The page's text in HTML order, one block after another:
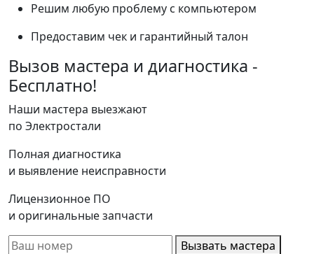
Решим любую проблему с компьютером
Предоставим чек и гарантийный талон
Вызов мастера и диагностика -
Бесплатно!
Наши мастера выезжают
по Электростали
Полная диагностика
и выявление неисправности
Лицензионное ПО
и оригинальные запчасти
Вызвать мастера